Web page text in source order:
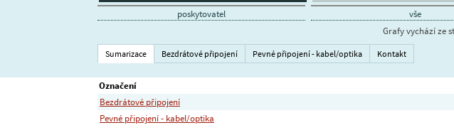
poskytovatel
vše
Grafy vychází ze
Sumarizace Bezdrátové připojení Pevné připojení - kabel/optika Kontakt
Označení
Bezdrátové připojení
Pevné připojení - kabel/optika